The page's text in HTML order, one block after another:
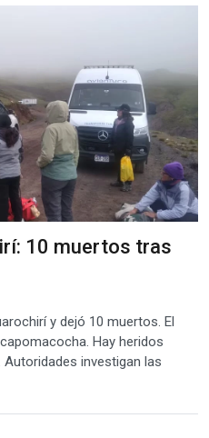
10 muertos tras
y dejó 10 muertos. El
Hay heridos
investigan las